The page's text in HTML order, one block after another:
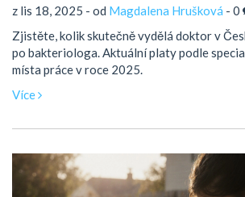
z lis 18, 2025 - od Magdalena Hrušková - 0
Zjistěte, kolik skutečně vydělá doktor v
po bakteriologa. Aktuální platy podle
místa práce v roce 2025.
Více